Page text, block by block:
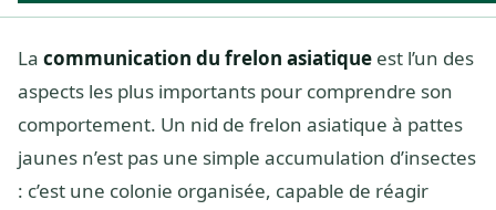
La communication du frelon asiatique est l’un des
aspects les plus importants pour comprendre son
comportement. Un nid de frelon asiatique à pattes
jaunes n’est pas une simple accumulation d’insectes
: c’est une colonie organisée, capable de réagir